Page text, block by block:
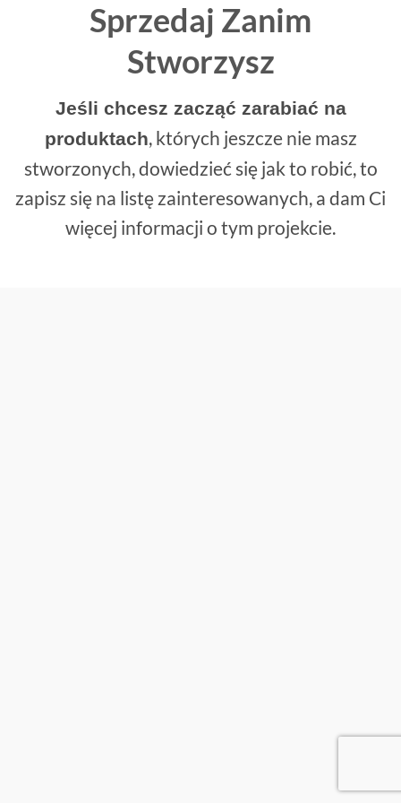
Sprzedaj Zanim
Stworzysz
Jeśli chcesz zacząć zarabiać na
produktach, których jeszcze nie masz
stworzonych, dowiedzieć się jak to robić, to
zapisz się na listę zainteresowanych, a dam Ci
więcej informacji o tym projekcie.